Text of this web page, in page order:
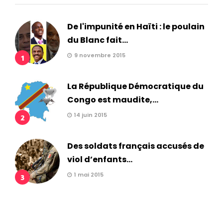
1
De l'impunité en Haïti : le poulain
du Blanc fait...
9 novembre 2015
2
La République Démocratique du
Congo est maudite,...
14 juin 2015
3
Des soldats français accusés de
viol d’enfants...
1 mai 2015